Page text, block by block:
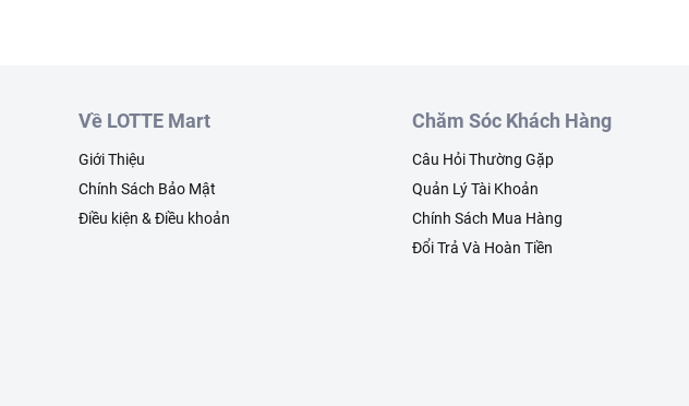
Về LOTTE Mart
Giới Thiệu
Chính Sách Bảo Mật
Điều kiện & Điều khoản
Chăm Sóc Khách Hàng
Câu Hỏi Thường Gặp
Quản Lý Tài Khoản
Chính Sách Mua Hàng
Đổi Trả Và Hoàn Tiền